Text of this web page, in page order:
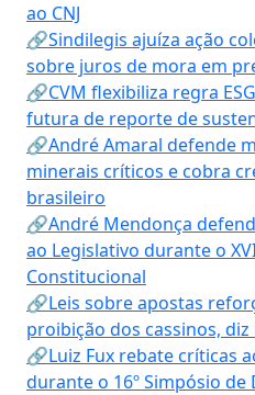
ao CNJ
🔗Sindilegis ajuíza ação
sobre juros de mora em
🔗CVM flexibiliza regra
futura de reporte de
🔗André Amaral defende
minerais críticos e cobra
brasileiro
🔗André Mendonça
ao Legislativo durante o
Constitucional
🔗Leis sobre apostas
proibição dos cassinos,
🔗Luiz Fux rebate críticas
durante o 16º Simpósio